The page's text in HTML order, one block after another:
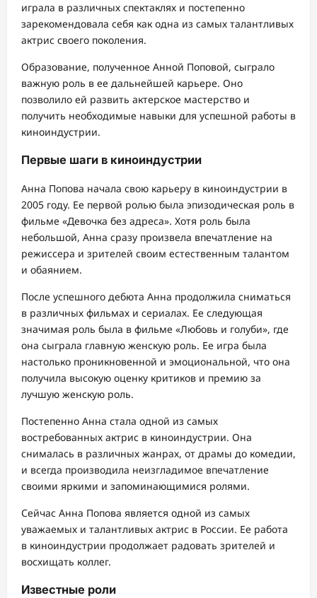
играла в различных спектаклях и постепенно
зарекомендовала себя как одна из самых талантливых
актрис своего поколения.
Образование, полученное Анной Поповой, сыграло
важную роль в ее дальнейшей карьере. Оно
позволило ей развить актерское мастерство и
получить необходимые навыки для успешной работы в
киноиндустрии.
Первые шаги в киноиндустрии
Анна Попова начала свою карьеру в киноиндустрии в
2005 году. Ее первой ролью была эпизодическая роль в
фильме «Девочка без адреса». Хотя роль была
небольшой, Анна сразу произвела впечатление на
режиссера и зрителей своим естественным талантом
и обаянием.
После успешного дебюта Анна продолжила сниматься
в различных фильмах и сериалах. Ее следующая
значимая роль была в фильме «Любовь и голуби», где
она сыграла главную женскую роль. Ее игра была
настолько проникновенной и эмоциональной, что она
получила высокую оценку критиков и премию за
лучшую женскую роль.
Постепенно Анна стала одной из самых
востребованных актрис в киноиндустрии. Она
снималась в различных жанрах, от драмы до комедии,
и всегда производила неизгладимое впечатление
своими яркими и запоминающимися ролями.
Сейчас Анна Попова является одной из самых
уважаемых и талантливых актрис в России. Ее работа
в киноиндустрии продолжает радовать зрителей и
восхищать коллег.
Известные роли